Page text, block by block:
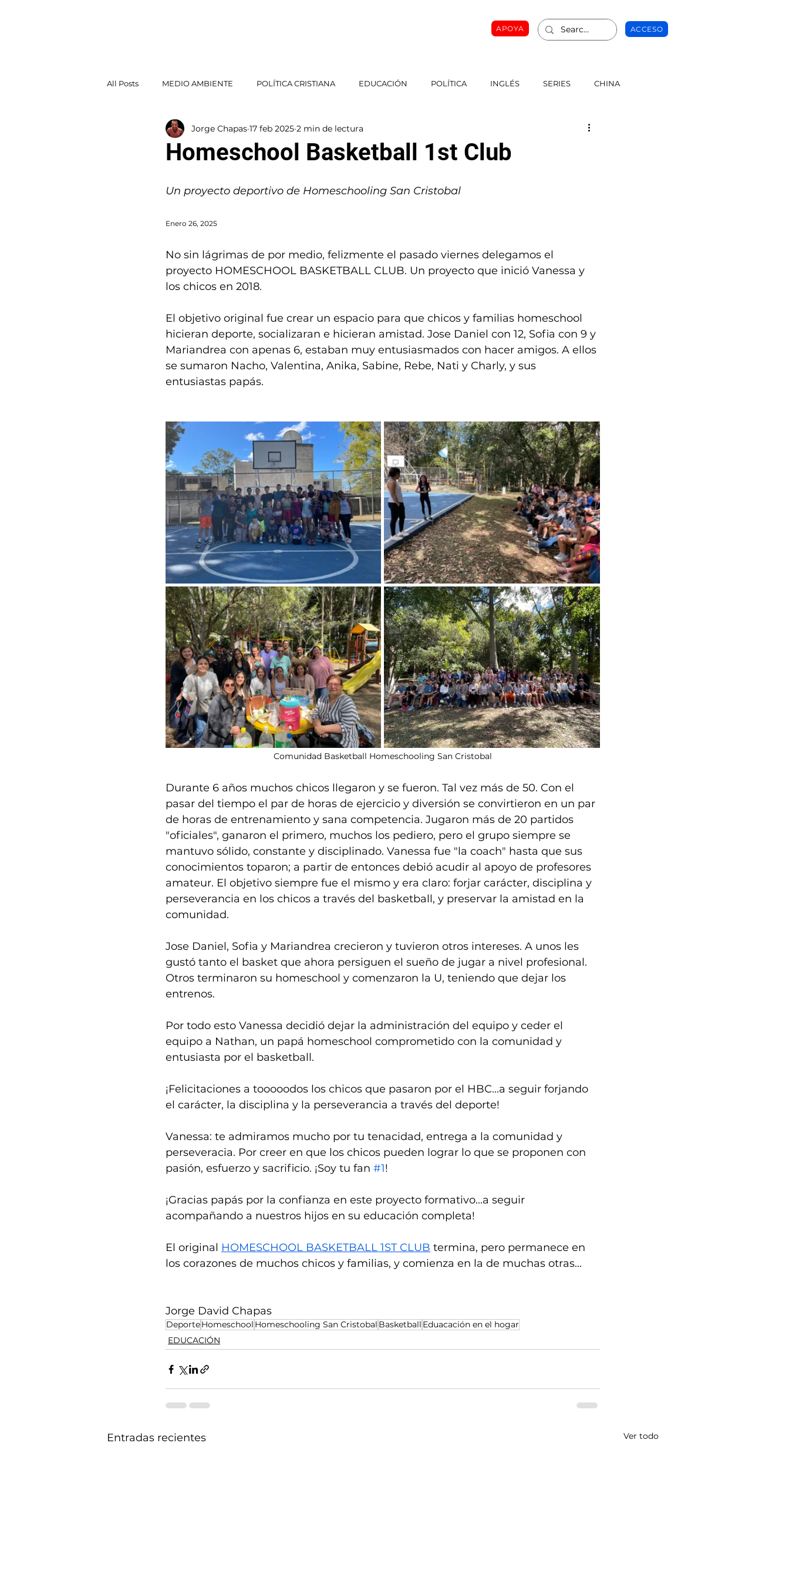
APOYA ACCESO
All Posts MEDIO AMBIENTE POLÍTICA CRISTIANA EDUCACIÓN POLÍTICA INGLÉS SERIES CHINA
POLÍTICA EXTERIOR
Homeschool Basketball 1st Club
Jorge Chapas 17 feb 2025 2 min de lectura
Un proyecto deportivo de Homeschooling San Cristobal
Enero 26, 2025
No sin lágrimas de por medio, felizmente el pasado viernes delegamos el
proyecto HOMESCHOOL BASKETBALL CLUB. Un proyecto que inició Vanessa y
los chicos en 2018.
El objetivo original fue crear un espacio para que chicos y familias homeschool
hicieran deporte, socializaran e hicieran amistad. Jose Daniel con 12, Sofia con 9 y
Mariandrea con apenas 6, estaban muy entusiasmados con hacer amigos. A ellos
se sumaron Nacho, Valentina, Anika, Sabine, Rebe, Nati y Charly, y sus
entusiastas papás.
Comunidad Basketball Homeschooling San Cristobal
Durante 6 años muchos chicos llegaron y se fueron. Tal vez más de 50. Con el
pasar del tiempo el par de horas de ejercicio y diversión se convirtieron en un par
de horas de entrenamiento y sana competencia. Jugaron más de 20 partidos
"oficiales", ganaron el primero, muchos los pediero, pero el grupo siempre se
mantuvo sólido, constante y disciplinado. Vanessa fue "la coach" hasta que sus
conocimientos toparon; a partir de entonces debió acudir al apoyo de profesores
amateur. El objetivo siempre fue el mismo y era claro: forjar carácter, disciplina y
perseverancia en los chicos a través del basketball, y preservar la amistad en la
comunidad.
Jose Daniel, Sofia y Mariandrea crecieron y tuvieron otros intereses. A unos les
gustó tanto el basket que ahora persiguen el sueño de jugar a nivel profesional.
Otros terminaron su homeschool y comenzaron la U, teniendo que dejar los
entrenos.
Por todo esto Vanessa decidió dejar la administración del equipo y ceder el
equipo a Nathan, un papá homeschool comprometido con la comunidad y
entusiasta por el basketball.
¡Felicitaciones a tooooodos los chicos que pasaron por el HBC...a seguir forjando
el carácter, la disciplina y la perseverancia a través del deporte!
Vanessa: te admiramos mucho por tu tenacidad, entrega a la comunidad y
perseveracia. Por creer en que los chicos pueden lograr lo que se proponen con
pasión, esfuerzo y sacrificio. ¡Soy tu fan #1!
¡Gracias papás por la confianza en este proyecto formativo...a seguir
acompañando a nuestros hijos en su educación completa!
El original HOMESCHOOL BASKETBALL 1ST CLUB termina, pero permanece en
los corazones de muchos chicos y familias, y comienza en la de muchas otras...
Jorge David Chapas
DeporteHomeschool Homeschooling San Cristobal Basketball Eduacación en el hogar
EDUCACIÓN
Entradas recientes Ver todo